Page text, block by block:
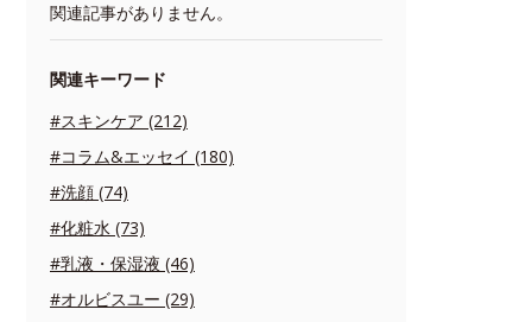
関連記事がありません。
関連キーワード
#スキンケア (212)
#コラム&エッセイ (180)
#洗顔 (74)
#化粧水 (73)
#乳液・保湿液 (46)
#オルビスユー (29)